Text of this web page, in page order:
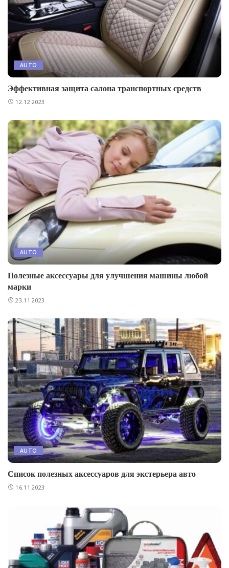
AUTO
Эффективная защита салона транспортных средств
12.12.2023
AUTO
Полезные аксессуары для улучшения машины любой
марки
23.11.2023
AUTO
Список полезных аксессуаров для экстерьера авто
16.11.2023